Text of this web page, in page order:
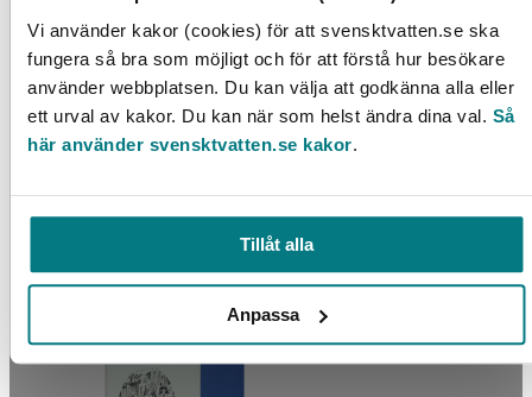
Vi använder kakor (cookies) för att svensktvatten.se ska
fungera så bra som möjligt och för att förstå hur besökare
använder webbplatsen. Du kan välja att godkänna alla eller
ett urval av kakor. Du kan när som helst ändra dina val. Så
här använder svensktvatten.se kakor.
Tillåt alla
Anpassa
handelsgödsel samt aska